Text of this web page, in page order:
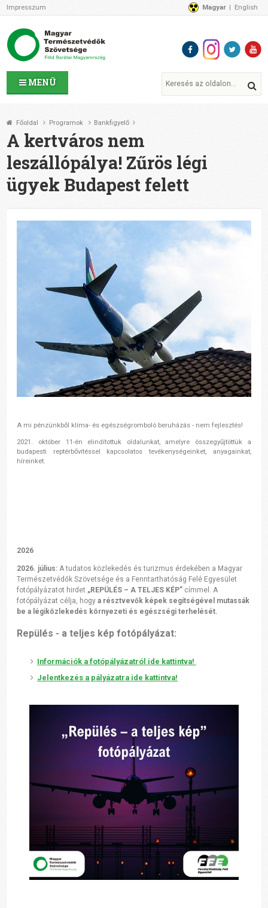
MENÜ
Impresszum Magyar English
Az MTVSZ-ről
Programok
MTVSZ ügyek és események
Tagszervezetek
Támogatóink
CSATLAKOZZ hozzánk!
Elérhetőségeink
1%
Segítsd a munkánkat!
Főoldal Programok Bankfigyelő
A kertváros nem
leszállópálya! Zűrös légi
ügyek Budapest felett
A mi pénzünkből klíma- és egészségromboló beruházás - nem fejlesztés!
2021. október 11-én elindítottuk oldalunkat, amelyre összegyűjtöttük a
budapesti reptérbővítéssel kapcsolatos tevékenységeinket, anyagainkat,
híreinket.
2026
2026. július: A tudatos közlekedés és turizmus érdekében a Magyar
Természetvédők Szövetsége és a Fenntarthatóság Felé Egyesület
fotópályázatot hirdet „REPÜLÉS – A TELJES KÉP” címmel. A
fotópályázat célja, hogya résztvevők képek segítségével mutassák
be a légiközlekedés környezeti és egészségi terhelését.
Repülés - a teljes kép fotópályázat:
Információk a fotópályázatról ide kattintva!
Jelentkezés a pályázatra ide kattintva!